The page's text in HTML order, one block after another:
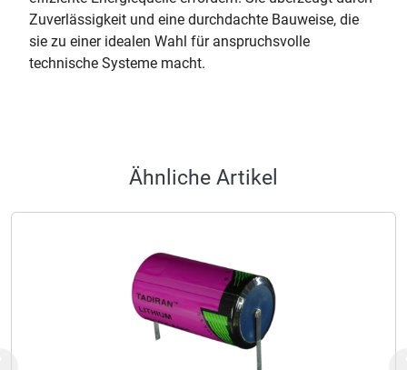
Zuverlässigkeit und eine durchdachte Bauweise, die
sie zu einer idealen Wahl für anspruchsvolle
technische Systeme macht.
Ähnliche Artikel